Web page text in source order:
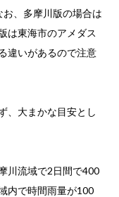
、多摩川版の場合は
は東海市のアメダス
違いがあるので注意
、大まかな目安とし
川流域で2日間で400
内で時間雨量が100